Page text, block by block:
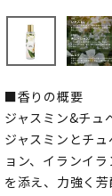
■香りの概要
ジャスミン&チュ
ジャスミンとチ
ョン、イランイ
を添え、力強く芳